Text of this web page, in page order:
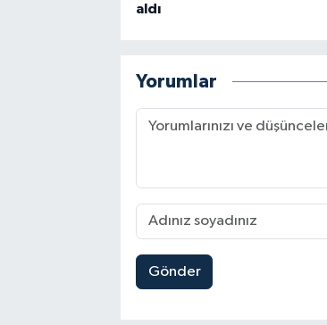
aldı
Yorumlar
Gönder